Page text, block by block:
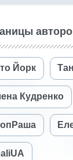
Йорк
Кудренко